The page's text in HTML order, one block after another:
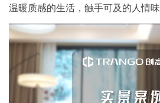
温暖质感的生活，触手可及的人情味